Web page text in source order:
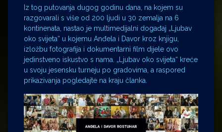
Iz tog putovanja dugog godinu dana, na kojem su
razgovarali s više od 200 ljudi u 30 zemalja na 6
kontinenata, nastao je multimedijalni događaj „Ljubav
oko svijeta“ u kojemu Anđela i Davor kroz knjigu,
izložbu fotografija i dokumentarni film dijele ovo
jedinstveno iskustvo s nama. „Ljubav oko svijeta“ kreće
u svoju jesensku turneju po gradovima, a raspored
prikazivanja pogledajte na kraju članka.